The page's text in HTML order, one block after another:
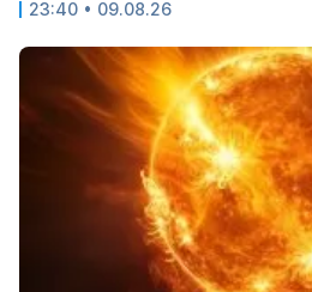
23:40 • 09.08.26